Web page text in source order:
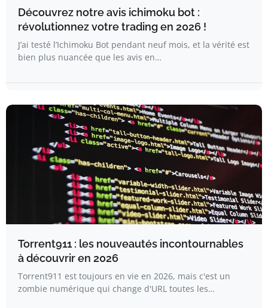
Découvrez notre avis ichimoku bot :
révolutionnez votre trading en 2026 !
J’ai testé l’Ichimoku Bot pendant neuf mois, et la vérité est
bien plus nuancée que les avis en…
Torrent911 : les nouveautés incontournables
à découvrir en 2026
Torrent911 est toujours en vie en 2026, mais c'est un
zombie numérique qui change d'URL toutes les…